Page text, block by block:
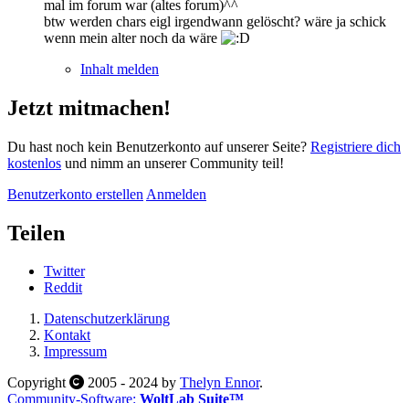
mal im forum war (altes forum)^^
btw werden chars eigl irgendwann gelöscht? wäre ja schick
wenn mein alter noch da wäre
Inhalt melden
Jetzt mitmachen!
Du hast noch kein Benutzerkonto auf unserer Seite? Registriere dich
kostenlos und nimm an unserer Community teil!
Benutzerkonto erstellen Anmelden
Teilen
Twitter
Reddit
Datenschutzerklärung
Kontakt
Impressum
Copyright
2005 - 2024 by Thelyn Ennor.
Community-Software: WoltLab Suite™